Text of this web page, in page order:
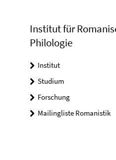
Institut für
Philologie
Institut
Studium
Forschung
Mailingliste Romanistik